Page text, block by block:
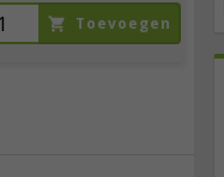
Toevoegen